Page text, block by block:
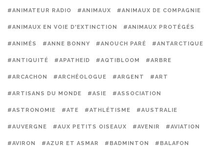
#ANIMATEUR RADIO #ANIMAUX #ANIMAUX DE COMPAGNIE
#ANIMAUX EN VOIE D'EXTINCTION #ANIMAUX PROTÉGÉS
#ANIMÉS #ANNE BONNY #ANOUCH PARÉ #ANTARCTIQUE
#ANTIQUITÉ #APATHEID #AQTIBLOOM #ARBRE
#ARCACHON #ARCHÉOLOGUE #ARGENT #ART
#ARTISANS DU MONDE #ASIE #ASSOCIATION
#ASTRONOMIE #ATE #ATHLÉTISME #AUSTRALIE
#AUVERGNE #AUX PETITS OISEAUX #AVENIR #AVIATION
#AVIRON #AZUR ET ASMAR #BADMINTON #BALAFON